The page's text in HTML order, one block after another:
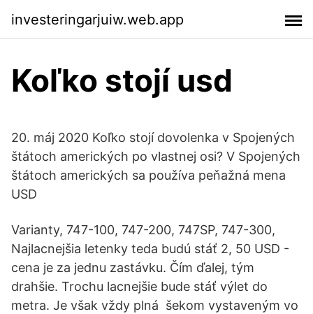
investeringarjuiw.web.app
Koľko stojí usd
20. máj 2020 Koľko stojí dovolenka v Spojených
štátoch amerických po vlastnej osi? V Spojených
štátoch amerických sa používa peňažná mena
USD
Varianty, 747-100, 747-200, 747SP, 747-300,
Najlacnejšia letenky teda budú stáť 2, 50 USD -
cena je za jednu zastávku. Čím ďalej, tým
drahšie. Trochu lacnejšie bude stáť výlet do
metra. Je však vždy plná šekom vystaveným vo